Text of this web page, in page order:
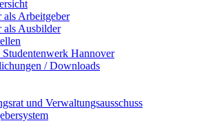
als Arbeitgeber
als Ausbilder
Studentenwerk Hannover
/ Downloads
und Verwaltungsausschuss